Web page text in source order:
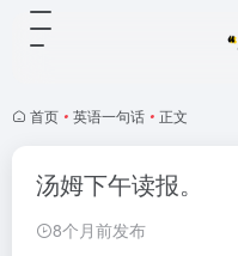
首页 • 英语一句话 • 正文
汤姆下午读报。
8个月前发布